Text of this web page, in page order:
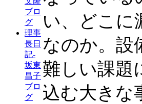
ブロ
グ
理事
長日
記-
坂東
昌子
ブロ
グ
い、どこに
なのか。
難しい課
込む大きな